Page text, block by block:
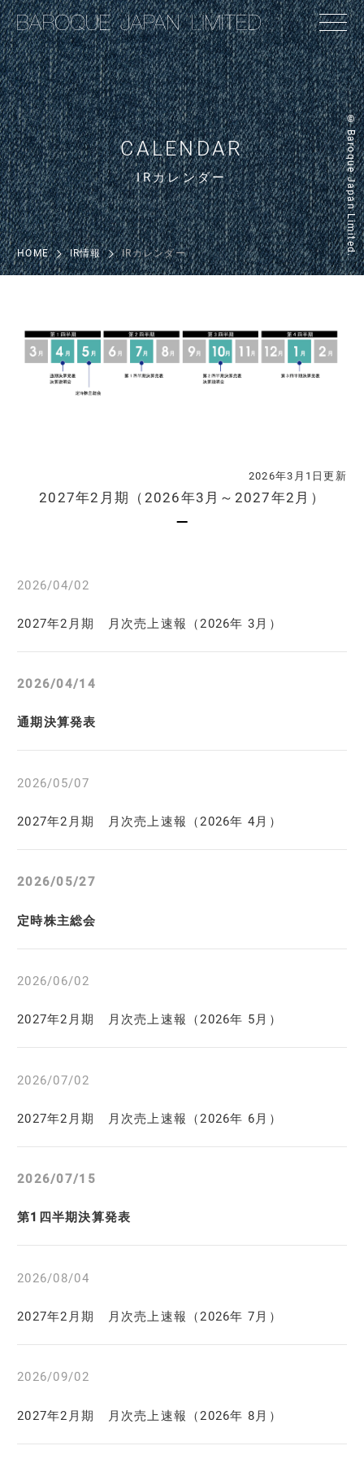
CALENDAR
IRカレンダー © Baroque Japan Limited.
HOME IR情報 IRカレンダー
2026年3月1日更新
2027年2月期（2026年3月～2027年2月）
2026/04/02
2027年2月期 月次売上速報（2026年 3月）
2026/04/14
通期決算発表
2026/05/07
2027年2月期 月次売上速報（2026年 4月）
2026/05/27
定時株主総会
2026/06/02
2027年2月期 月次売上速報（2026年 5月）
2026/07/02
2027年2月期 月次売上速報（2026年 6月）
2026/07/15
第1四半期決算発表
2026/08/04
2027年2月期 月次売上速報（2026年 7月）
2026/09/02
2027年2月期 月次売上速報（2026年 8月）